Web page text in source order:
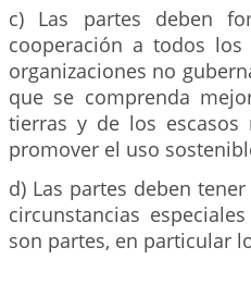
c) Las partes deben
cooperación a todos
organizaciones no
que se comprenda
tierras y de los escasos
promover el uso
d) Las partes deben
circunstancias
son partes, en particular